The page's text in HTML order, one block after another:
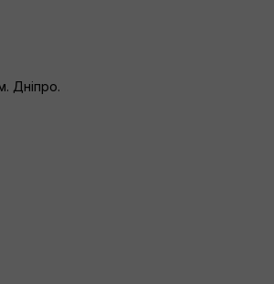
Дніпро.